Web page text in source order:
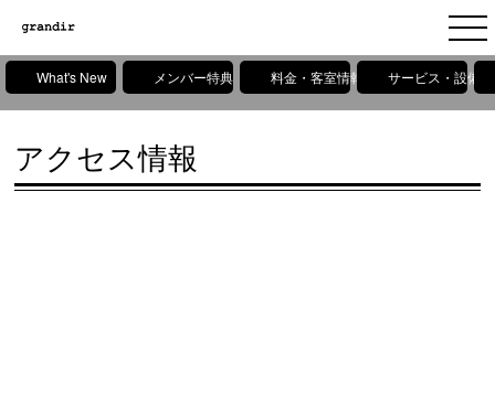
What's New メンバー特典 料金・客室情報 サービス・設備
アクセス情報